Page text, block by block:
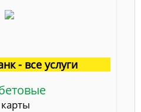
- все услуги
карты